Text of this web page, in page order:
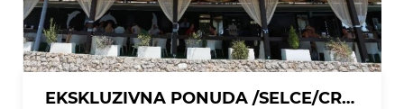
EKSKLUZIVNA PONUDA /SELCE/CRIKVENICA /HOTEL 4* - prvi red do mora!